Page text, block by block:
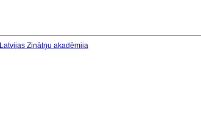
Latvijas Zinātņu akadēmija